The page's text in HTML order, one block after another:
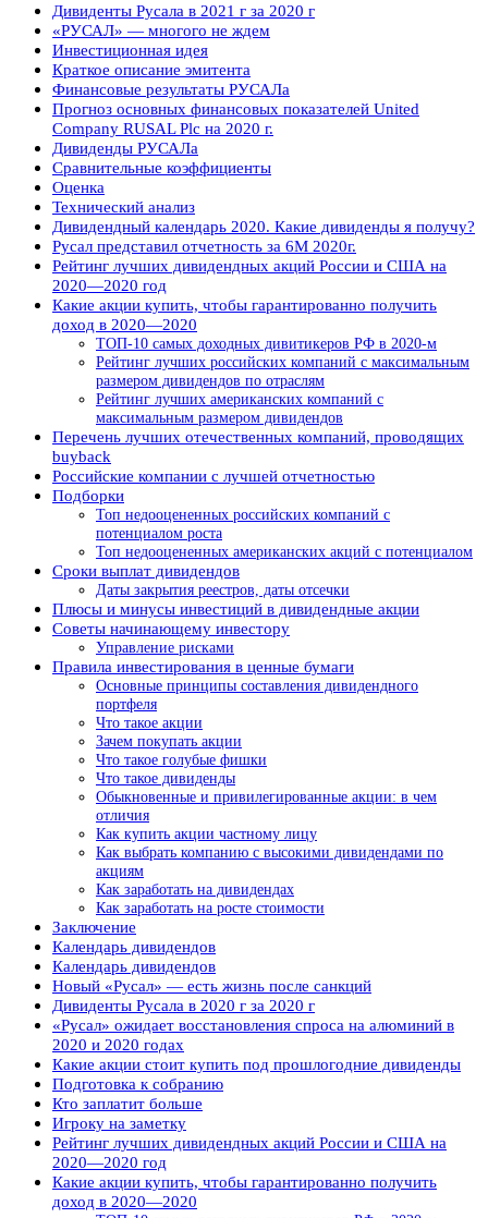
Дивиденты Русала в 2021 г за 2020 г
«РУСАЛ» — многого не ждем
Инвестиционная идея
Краткое описание эмитента
Финансовые результаты РУСАЛа
Прогноз основных финансовых показателей United
Company RUSAL Plc на 2020 г.
Дивиденды РУСАЛа
Сравнительные коэффициенты
Оценка
Технический анализ
Дивидендный календарь 2020. Какие дивиденды я получу?
Русал представил отчетность за 6М 2020г.
Рейтинг лучших дивидендных акций России и США на
2020—2020 год
Какие акции купить, чтобы гарантированно получить
доход в 2020—2020
ТОП-10 самых доходных дивитикеров РФ в 2020-м
Рейтинг лучших российских компаний с максимальным
размером дивидендов по отраслям
Рейтинг лучших американских компаний с
максимальным размером дивидендов
Перечень лучших отечественных компаний, проводящих
buyback
Российские компании с лучшей отчетностью
Подборки
Топ недооцененных российских компаний с
потенциалом роста
Топ недооцененных американских акций с потенциалом
Сроки выплат дивидендов
Даты закрытия реестров, даты отсечки
Плюсы и минусы инвестиций в дивидендные акции
Советы начинающему инвестору
Управление рисками
Правила инвестирования в ценные бумаги
Основные принципы составления дивидендного
портфеля
Что такое акции
Зачем покупать акции
Что такое голубые фишки
Что такое дивиденды
Обыкновенные и привилегированные акции: в чем
отличия
Как купить акции частному лицу
Как выбрать компанию с высокими дивидендами по
акциям
Как заработать на дивидендах
Как заработать на росте стоимости
Заключение
Календарь дивидендов
Календарь дивидендов
Новый «Русал» — есть жизнь после санкций
Дивиденты Русала в 2020 г за 2020 г
«Русал» ожидает восстановления спроса на алюминий в
2020 и 2020 годах
Какие акции стоит купить под прошлогодние дивиденды
Подготовка к собранию
Кто заплатит больше
Игроку на заметку
Рейтинг лучших дивидендных акций России и США на
2020—2020 год
Какие акции купить, чтобы гарантированно получить
доход в 2020—2020